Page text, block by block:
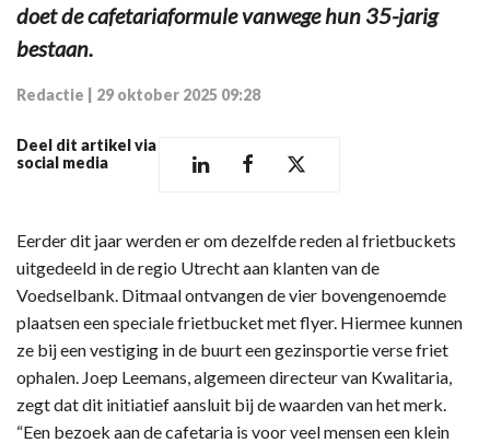
doet de cafetariaformule vanwege hun 35-jarig
bestaan.
Redactie 29 oktober 2025 09:28
Deel dit artikel via
social media
Eerder dit jaar werden er om dezelfde reden al frietbuckets
uitgedeeld in de regio Utrecht aan klanten van de
Voedselbank. Ditmaal ontvangen de vier bovengenoemde
plaatsen een speciale frietbucket met flyer. Hiermee kunnen
ze bij een vestiging in de buurt een gezinsportie verse friet
ophalen. Joep Leemans, algemeen directeur van Kwalitaria,
zegt dat dit initiatief aansluit bij de waarden van het merk.
“Een bezoek aan de cafetaria is voor veel mensen een klein